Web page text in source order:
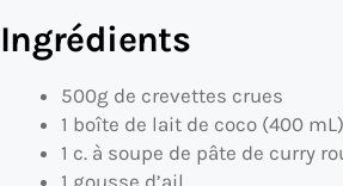
Ingrédients
500g de crevettes crues
1 boîte de lait de coco (400 mL)
1 c. à soupe de pâte de curry
1 gousse d’ail